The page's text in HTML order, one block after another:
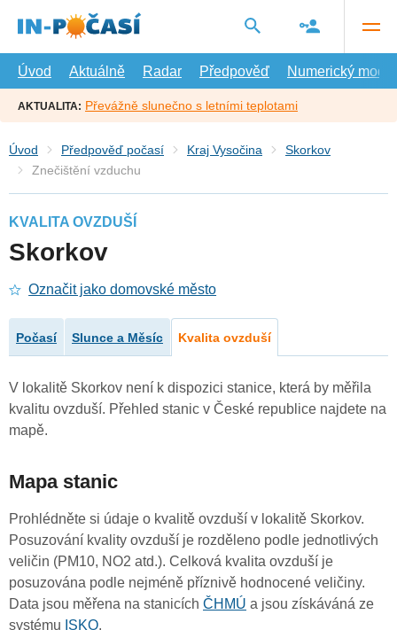
hlavní
Úvod
Aktuálně Radar Předpověď Numerický model
AKTUALITA: Převážně slunečno s letními teplotami
Úvod Předpověď počasí Kraj Vysočina
Skorkov
Znečištění vzduchu
KVALITA OVZDUŠÍ
Skorkov
Označit jako domovské město
Počasí Slunce a Měsíc Kvalita ovzduší
V lokalitě Skorkov není k dispozici stanice, která by měřila
kvalitu ovzduší. Přehled stanic v České republice najdete na
mapě.
Mapa stanic
Prohlédněte si údaje o kvalitě ovzduší v lokalitě Skorkov.
Posuzování kvality ovzduší je rozděleno podle jednotlivých
veličin (PM10, NO2 atd.). Celková kvalita ovzduší je
posuzována podle nejméně příznivě hodnocené veličiny.
Data jsou měřena na stanicích ČHMÚ a jsou získáváná ze
systému ISKO.